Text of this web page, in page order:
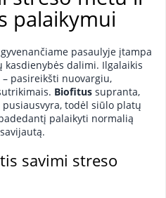
palaikymui
pasaulyje įtampa
dalimi. Ilgalaikis
pasireikšti nuovargiu,
Biofitus supranta,
todėl siūlo platų
palaikyti normalią
savimi streso